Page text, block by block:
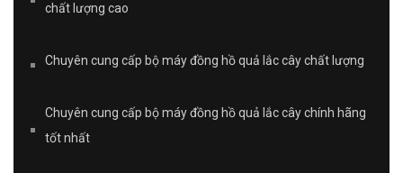
chất lượng cao
Chuyên cung cấp bộ máy đồng hồ quả lắc cây chất lượng
Chuyên cung cấp bộ máy đồng hồ quả lắc cây chính hãng
tốt nhất